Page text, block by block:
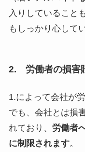
入りしていること
もしっかり心して
2. 労働者の損害
1.によって会社が
でも、会社とは損
れており、 労働者
に制限されます。